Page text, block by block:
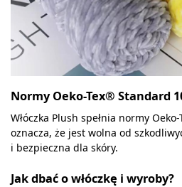
Normy Oeko-Tex® Standard
Włóczka Plush spełnia normy
oznacza, że jest wolna od
i bezpieczna dla skóry.
Jak dbać o włóczkę i wyroby?